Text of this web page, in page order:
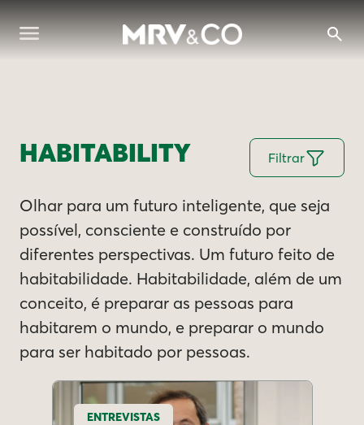
HABITABILITY Filtrar
Olhar para um futuro inteligente, que seja
possível, consciente e construído por
diferentes perspectivas. Um futuro feito de
habitabilidade. Habitabilidade, além de um
conceito, é preparar as pessoas para
habitarem o mundo, e preparar o mundo
para ser habitado por pessoas.
ENTREVISTAS